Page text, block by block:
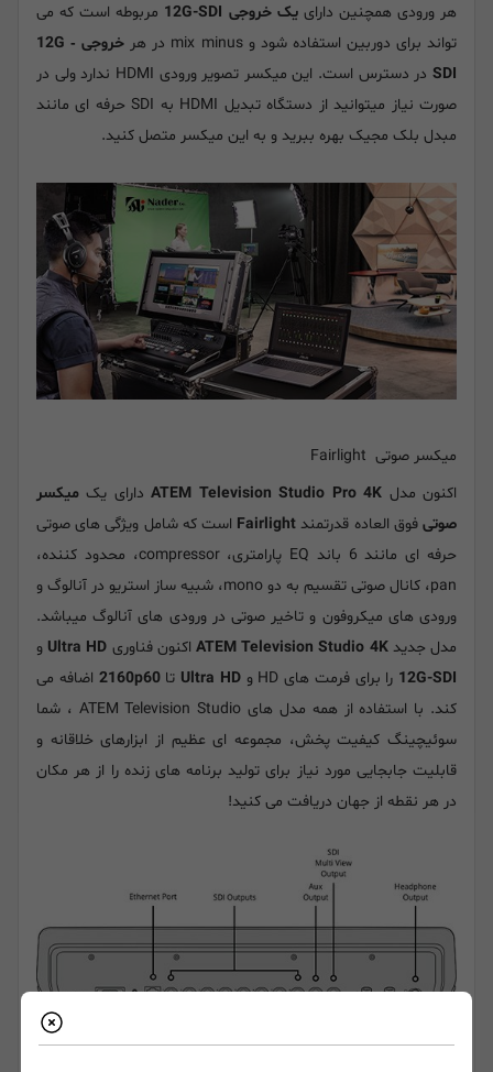
هر ورودی همچنین دارای یک خروجی 12G-SDI
مربوطه است که می
تواند برای دوربین استفاده شود و mix minus در هر
خروجی 12G ‑
SDI
در دسترس است. این میکسر تصویر ورودی HDMI ندارد ولی در
صورت نیاز میتوانید از دستگاه تبدیل HDMI به SDI حرفه ای مانند
مبدل بلک مجیک بهره ببرید و به این میکسر متصل کنید.
میکسر صوتی Fairlight
اکنون مدل ATEM Television Studio Pro 4Kدارای یک میکسر
صوتیفوق العاده قدرتمند Fairlight است که شامل ویژگی های صوتی
حرفه ای مانند 6 باند EQ پارامتری، compressor، محدود کننده،
pan، کانال صوتی تقسیم به دو mono، شبیه ساز استریو در آنالوگ و
ورودی های میکروفون و تاخیر صوتی در ورودی های آنالوگ میباشد.
مدل جدیدATEM Television Studio 4Kاکنون فناوری Ultra HD و
12G-SDI را برای فرمت های HD و Ultra HD تا2160p60 اضافه می
کند. با استفاده از همه مدل های ATEM Television Studio ، شما
سوئیچینگ کیفیت پخش، مجموعه ای عظیم از ابزارهای خلاقانه و
قابلیت جابجایی مورد نیاز برای تولید برنامه های زنده را از هر مکان
در هر نقطه از جهان دریافت می کنید!